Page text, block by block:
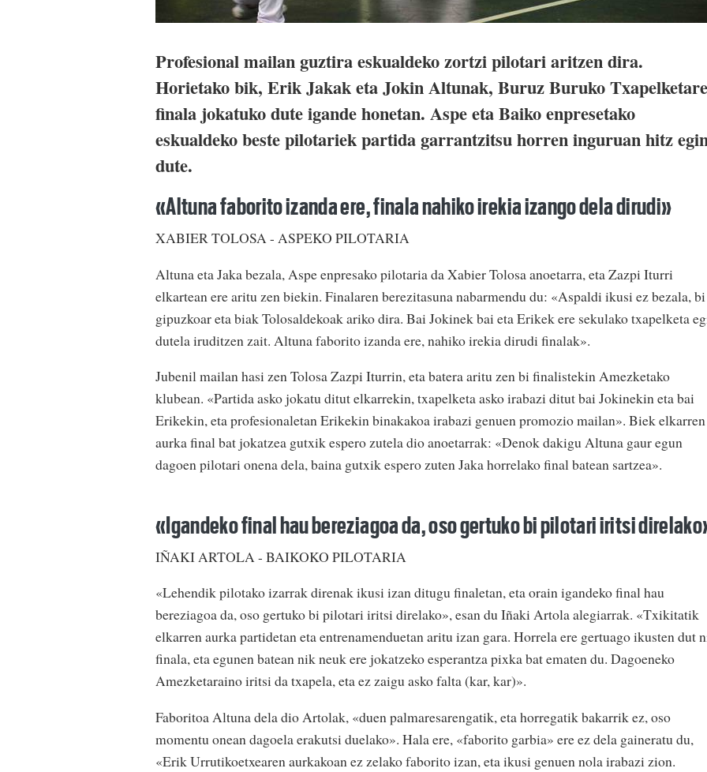
Profesional mailan guztira eskualdeko zortzi pilotari aritzen dira.
Horietako bik, Erik Jakak eta Jokin Altunak, Buruz Buruko
finala jokatuko dute igande honetan. Aspe eta Baiko enpresetako
eskualdeko beste pilotariek partida garrantzitsu horren inguruan hitz
dute.
«Altuna faborito izanda ere, finala nahiko irekia izango dela dirudi»
XABIER TOLOSA - ASPEKO PILOTARIA
Altuna eta Jaka bezala, Aspe enpresako pilotaria da Xabier Tolosa anoetarra, eta Zazpi Iturri
elkartean ere aritu zen biekin. Finalaren berezitasuna nabarmendu du: «Aspaldi ikusi ez bezala, bi
gipuzkoar eta biak Tolosaldekoak ariko dira. Bai Jokinek bai eta Erikek ere sekulako txapelketa
dutela iruditzen zait. Altuna faborito izanda ere, nahiko irekia dirudi finalak».
Jubenil mailan hasi zen Tolosa Zazpi Iturrin, eta batera aritu zen bi finalistekin Amezketako
klubean. «Partida asko jokatu ditut elkarrekin, txapelketa asko irabazi ditut bai Jokinekin eta bai
Erikekin, eta profesionaletan Erikekin binakakoa irabazi genuen promozio mailan». Biek elkarren
aurka final bat jokatzea gutxik espero zutela dio anoetarrak: «Denok dakigu Altuna gaur egun
dagoen pilotari onena dela, baina gutxik espero zuten Jaka horrelako final batean sartzea».
«Igandeko final hau bereziagoa da, oso gertuko bi pilotari iritsi
IÑAKI ARTOLA - BAIKOKO PILOTARIA
«Lehendik pilotako izarrak direnak ikusi izan ditugu finaletan, eta orain igandeko final hau
bereziagoa da, oso gertuko bi pilotari iritsi direlako», esan du Iñaki Artola alegiarrak. «Txikitatik
elkarren aurka partidetan eta entrenamenduetan aritu izan gara. Horrela ere gertuago ikusten dut
finala, eta egunen batean nik neuk ere jokatzeko esperantza pixka bat ematen du. Dagoeneko
Amezketaraino iritsi da txapela, eta ez zaigu asko falta (kar, kar)».
Faboritoa Altuna dela dio Artolak, «duen palmaresarengatik, eta horregatik bakarrik ez, oso
momentu onean dagoela erakutsi duelako». Hala ere, «faborito garbia» ere ez dela gaineratu du,
«Erik Urrutikoetxearen aurkakoan ez zelako faborito izan, eta ikusi genuen nola irabazi zion.